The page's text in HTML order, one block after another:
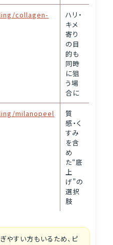
collagen-
ハリ・
キメ
寄り
の目
的も
同時
に狙
う場
合に
milanopeel
質
感・く
すみ
を含
め
た“底
上
げ”の
選択
肢
やすい方もいるため、ピ